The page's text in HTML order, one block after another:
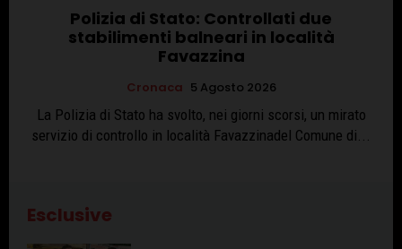
Polizia di Stato: Controllati due
stabilimenti balneari in località
Favazzina
Cronaca 5 Agosto 2026
La Polizia di Stato ha svolto, nei giorni scorsi, un mirato
servizio di controllo in località Favazzinadel Comune di...
Esclusive